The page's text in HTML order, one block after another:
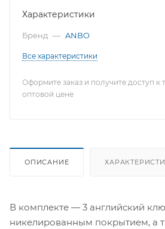
Характеристики
Бренд — ANBO
Все характеристики
Оформите заказ и получите доступ к
оптовой цене
ОПИСАНИЕ
В комплекте — 3 английский
никелированным покрытием, а